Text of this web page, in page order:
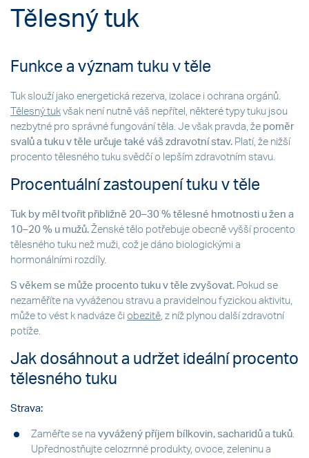
Tělesný tuk
Funkce a význam tuku v těle
Tuk slouží jako energetická rezerva, izolace i ochrana orgánů.
Tělesný tuk však není nutně váš nepřítel, některé typy tuku jsou
nezbytné pro správné fungování těla. Je však pravda, že poměr
svalů a tuku v těle určuje také váš zdravotní stav. Platí, že nižší
procento tělesného tuku svědčí o lepším zdravotním stavu.
Procentuální zastoupení tuku v těle
Tuk by měl tvořit přibližně 20–30 % tělesné hmotnosti u žen a
10–20 % u mužů. Ženské tělo potřebuje obecně vyšší procento
tělesného tuku než muži, což je dáno biologickými a
hormonálními rozdíly.
S věkem se může procento tuku v těle zvyšovat. Pokud se
nezaměříte na vyváženou stravu a pravidelnou fyzickou aktivitu,
může to vést k nadváze či obezitě , z níž plynou další zdravotní
potíže.
Jak dosáhnout a udržet ideální procento
tělesného tuku
Strava:
Zaměřte se na vyvážený příjem bílkovin, sacharidů a tuků
Upřednostňujte celozrnné produkty, ovoce, zeleninu a